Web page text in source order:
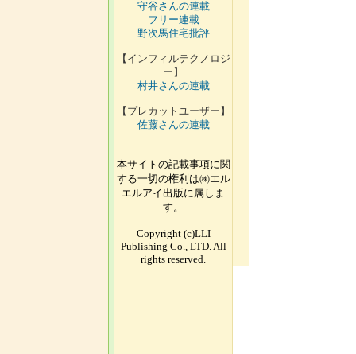
守谷さんの連載
フリー連載
野次馬住宅批評
【インフィルテクノロジ
ー】
村井さんの連載
【プレカットユーザー】
佐藤さんの連載
本サイトの記載事項に関
する一切の権利は㈱エル
エルアイ出版に属しま
す。
Copyright (c)LLI
Publishing Co., LTD. All
rights reserved.